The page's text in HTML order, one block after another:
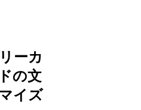
ーカ
の文
イズ